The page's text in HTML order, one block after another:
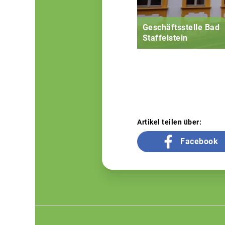
Geschäftsstelle Bad
Staffelstein
Artikel teilen über:
Facebook